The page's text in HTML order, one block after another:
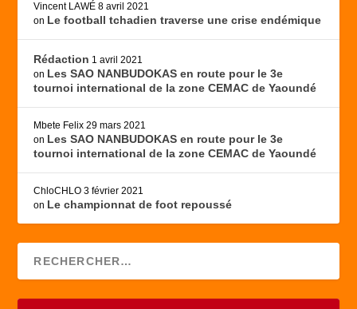
Vincent LAWÉ 8 avril 2021
on Le football tchadien traverse une crise endémique
Rédaction 1 avril 2021
on Les SAO NANBUDOKAS en route pour le 3e
tournoi international de la zone CEMAC de Yaoundé
Mbete Felix 29 mars 2021
on Les SAO NANBUDOKAS en route pour le 3e
tournoi international de la zone CEMAC de Yaoundé
ChloCHLO 3 février 2021
on Le championnat de foot repoussé